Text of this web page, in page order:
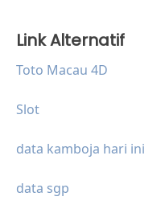
Link Alternatif
Toto Macau 4D
Slot
data kamboja hari ini
data sgp